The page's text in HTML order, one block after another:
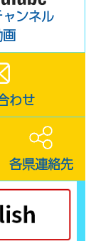
ンネル
わせ
各県連絡先